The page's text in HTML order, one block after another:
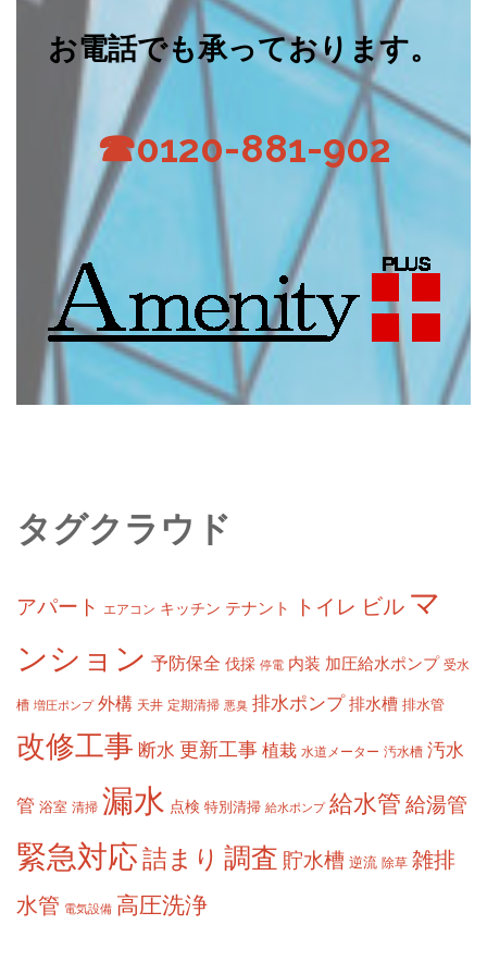
お電話でも承っております。
☎0120-881-902
タグクラウド
アパート エアコン キッチン テナント トイレ ビル マ
ンション 予防保全 伐採 停電 内装 加圧給水ポンプ 受水
槽 増圧ポンプ 外構 天井 定期清掃 悪臭 排水ポンプ 排水槽 排水管
改修工事 断水 更新工事 植栽 水道メーター 汚水槽 汚水
管 浴室 清掃 漏水 点検 特別清掃 給水ポンプ 給水管 給湯管
緊急対応詰まり 調査 貯水槽 逆流 除草 雑排
水管 電気設備 高圧洗浄